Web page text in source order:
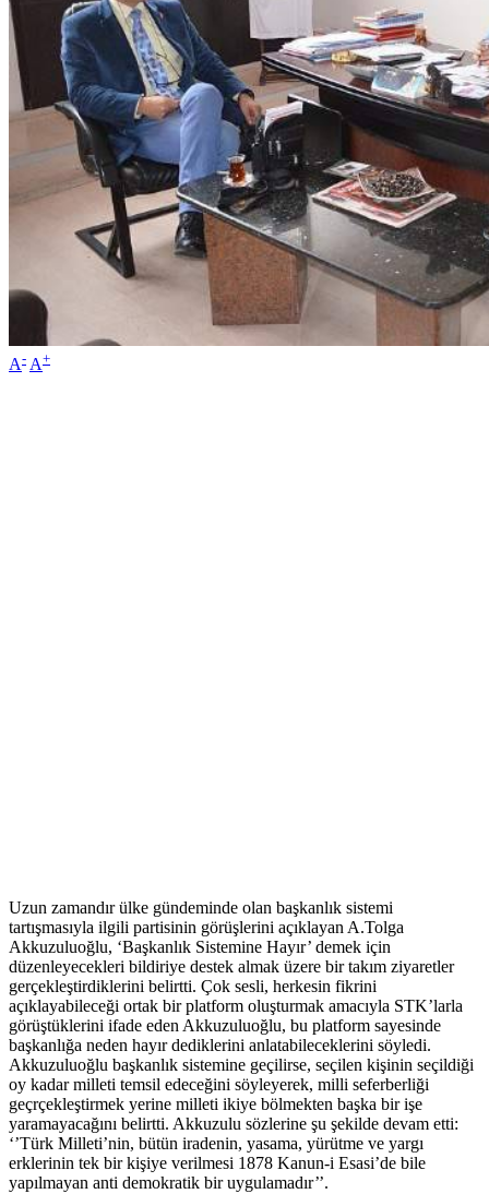
A- A+
Uzun zamandır ülke gündeminde olan başkanlık sistemi
tartışmasıyla ilgili partisinin görüşlerini açıklayan A.Tolga
Akkuzuluoğlu, ‘Başkanlık Sistemine Hayır’ demek için
düzenleyecekleri bildiriye destek almak üzere bir takım ziyaretler
gerçekleştirdiklerini belirtti. Çok sesli, herkesin fikrini
açıklayabileceği ortak bir platform oluşturmak amacıyla STK’larla
görüştüklerini ifade eden Akkuzuluoğlu, bu platform sayesinde
başkanlığa neden hayır dediklerini anlatabileceklerini söyledi.
Akkuzuluoğlu başkanlık sistemine geçilirse, seçilen kişinin seçildiği
oy kadar milleti temsil edeceğini söyleyerek, milli seferberliği
geçrçekleştirmek yerine milleti ikiye bölmekten başka bir işe
yaramayacağını belirtti. Akkuzulu sözlerine şu şekilde devam etti:
‘’Türk Milleti’nin, bütün iradenin, yasama, yürütme ve yargı
erklerinin tek bir kişiye verilmesi 1878 Kanun-i Esasi’de bile
yapılmayan anti demokratik bir uygulamadır’’.